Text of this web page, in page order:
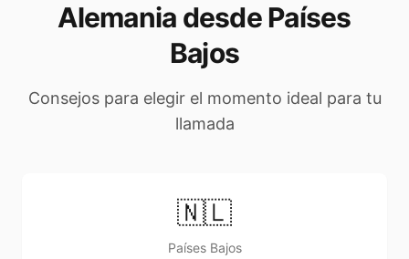
Alemania desde Países
Bajos
Consejos para elegir el momento ideal para tu
llamada
🇳🇱
Países Bajos